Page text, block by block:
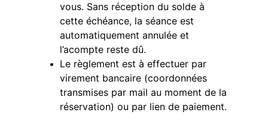
vous. Sans réception du solde à
cette échéance, la séance est
automatiquement annulée et
l’acompte reste dû.
Le règlement est à effectuer par
virement bancaire (coordonnées
transmises par mail au moment de la
réservation) ou par lien de paiement.